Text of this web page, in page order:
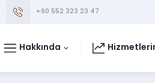
+90 552 323 23 47
Hakkında